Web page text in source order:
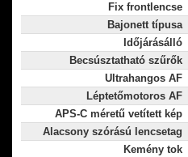
Fix frontlencse
Bajonett típusa
Időjárásálló
Becsúsztatható szűrők
Ultrahangos AF
Léptetőmotoros AF
APS-C méretű vetített kép
Alacsony szórású lencsetag
Kemény tok